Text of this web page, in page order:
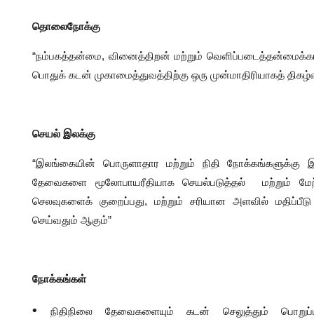
தொலைநோக்கு
“நம்பகத்தன்மை, வினைத்திறன் மற்றும்
பொதுக் கடன் முகாமைத்துவத்திற்கு ஒரு முன்மாதிரியாகத்
செயல் இலக்கு
“இலங்கையின் பொருளாதார மற்றும் நிதி
தேவைகளை மூலோபாயரீதியாக செயல்படுத்தல் மற்றும்
செலவுகளைக் குறைப்பது, மற்றும் சரியான அளவில்
செய்வதும் ஆகும்”
நோக்கங்கள்
•நிதிநிலை தேவைகளையும் கடன் செலுத்தும்